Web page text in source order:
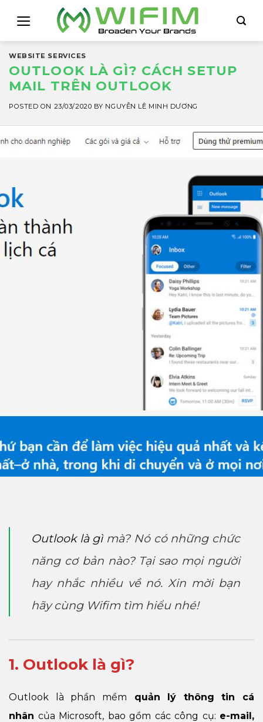
content
WEBSITE SERVICES
OUTLOOK LÀ GÌ? CÁCH SETUP
MAIL TRÊN OUTLOOK
POSTED ON 23/03/2020 BY NGUYỄN LÊ MINH DƯƠNG
Outlook là gìmà? Nó có những chức
năng cơ bản nào? Tại sao mọi người
hay nhắc nhiều về nó. Xin mời bạn
hãy cùng Wifim tìm hiểu nhé!
1. Outlook là gì?
Outlook là phần mềm quản lý thông tin cá
nhân của Microsoft, bao gồm các công cụ: e-mail,